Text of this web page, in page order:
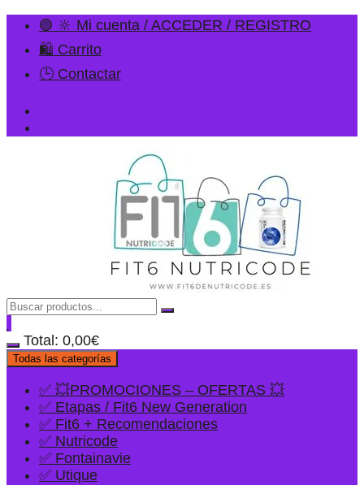
🟢 🔆 Mi cuenta / ACCEDER / REGISTRO
🛍️ Carrito
🕒 Contactar
Total: 0,00€
Todas las categorías
✅ 💥PROMOCIONES – OFERTAS 💥
✅ Etapas / Fit6 New Generation
✅ Fit6 + Recomendaciones
✅ Nutricode
✅ Fontainavie
✅ Utique